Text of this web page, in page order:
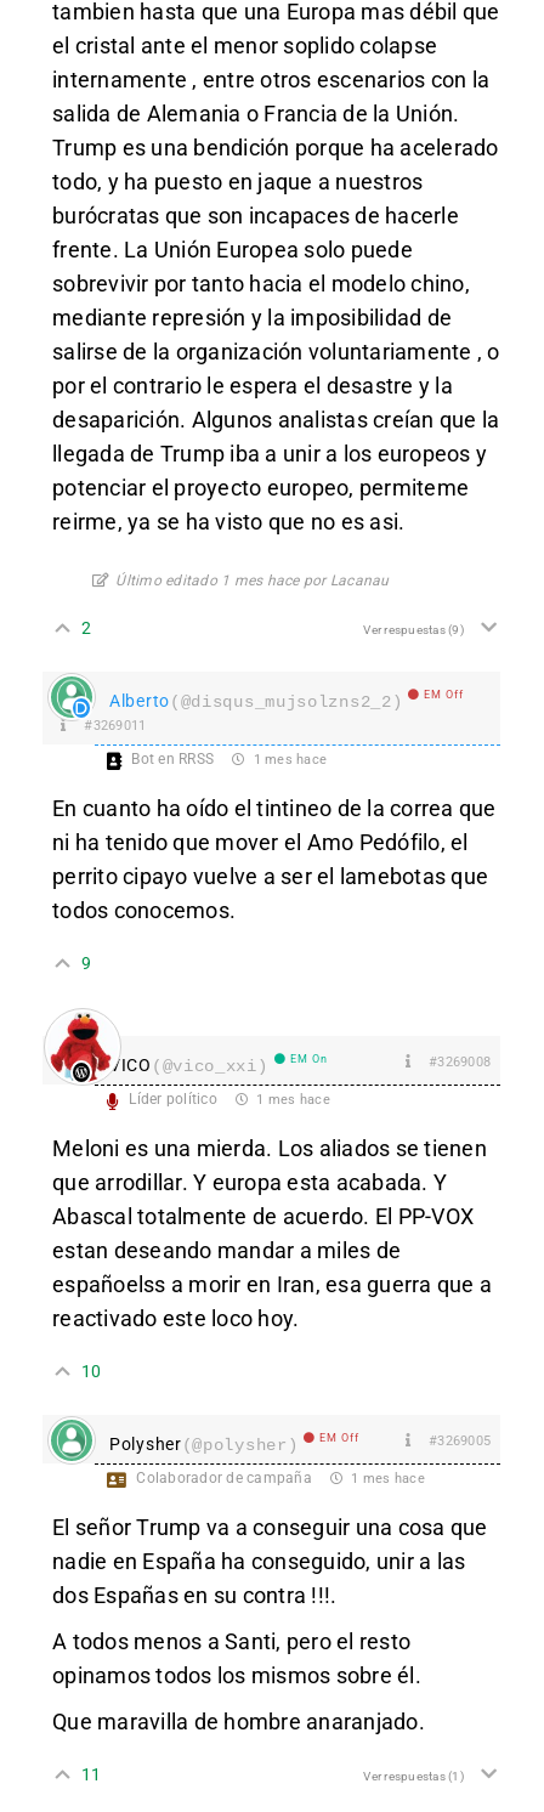
tambien hasta que una Europa mas débil que
el cristal ante el menor soplido colapse
internamente , entre otros escenarios con la
salida de Alemania o Francia de la Unión.
Trump es una bendición porque ha acelerado
todo, y ha puesto en jaque a nuestros
burócratas que son incapaces de hacerle
frente. La Unión Europea solo puede
sobrevivir por tanto hacia el modelo chino,
mediante represión y la imposibilidad de
salirse de la organización voluntariamente , o
por el contrario le espera el desastre y la
desaparición. Algunos analistas creían que la
llegada de Trump iba a unir a los europeos y
potenciar el proyecto europeo, permiteme
reirme, ya se ha visto que no es asi.
Último editado 1 mes hace por Lacanau
2 Ver respuestas(9)
Alberto(@disqus_mujsolzns2_2) EM Off
#3269011
Bot en RRSS 1 mes hace
En cuanto ha oído el tintineo de la correa que
ni ha tenido que mover el Amo Pedófilo, el
perrito cipayo vuelve a ser el lamebotas que
todos conocemos.
9
VICO (@vico_xxi) EM On #3269008
Líder político 1 mes hace
Meloni es una mierda. Los aliados se tienen
que arrodillar. Y europa esta acabada. Y
Abascal totalmente de acuerdo. El PP-VOX
estan deseando mandar a miles de
españoelss a morir en Iran, esa guerra que a
reactivado este loco hoy.
10
Polysher(@polysher) EM Off #3269005
Colaborador de campaña 1 mes hace
El señor Trump va a conseguir una cosa que
nadie en España ha conseguido, unir a las
dos Españas en su contra !!!.
A todos menos a Santi, pero el resto
opinamos todos los mismos sobre él.
Que maravilla de hombre anaranjado.
11 Ver respuestas(1)